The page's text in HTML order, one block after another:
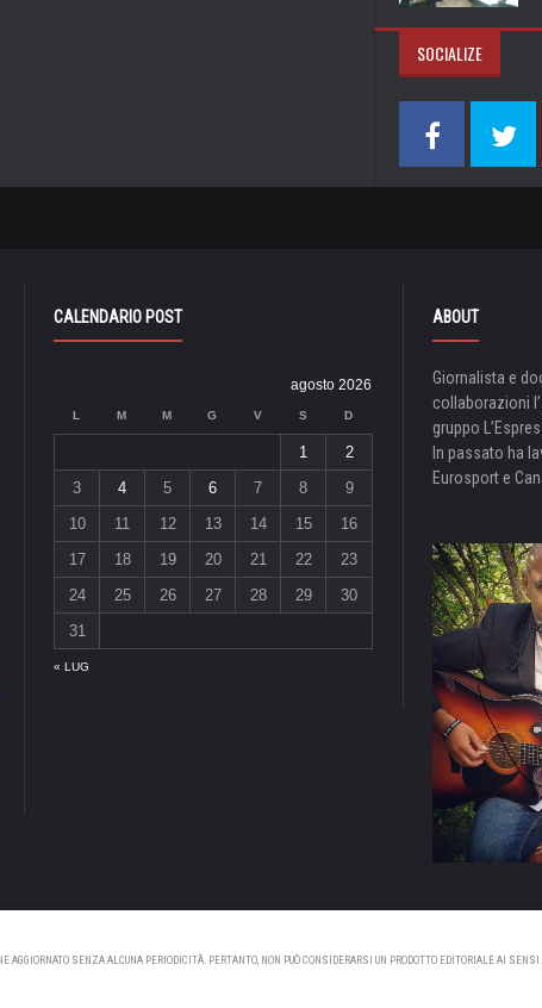
SOCIALIZE
CALENDARIO POST
agosto 2026
L M M G V S D
« LUG
1
2
3
4 5 6 7 8
9
10
11 12 13 14 15
16
17
18 19 20 21 22
23
24
25 26 27 28 29
30
31
ABOUT
Giornalista e
collaborazioni
gruppo
In passato ha
Eurosport e
SENZA ALCUNA PERIODICITÀ. PERTANTO, NON PUÒ CONSIDERARSI UN PRODOTTO EDITORIALE AI SENSI